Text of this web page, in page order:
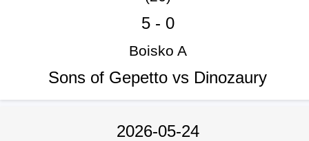
5- 0
Boisko A
Sons of Gepetto vs Dinozaury
2026-05-24